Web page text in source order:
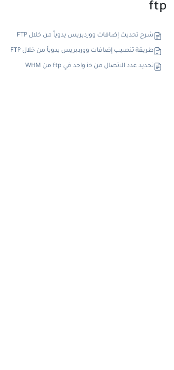
ftp
شرح تحديث إضافات ووردبريس يدوياً من خلال FTP
طريقة تنصيب إضافات ووردبريس يدوياً من خلال FTP
تحديد عدد الاتصال من ip واحد في ftp من WHM